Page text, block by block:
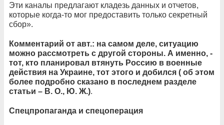
Эти каналы предлагают кладезь данных и отчетов,
которые когда-то мог предоставить только секретный
сбор».
Комментарий от авт.: на самом деле, ситуацию
можно рассмотреть с другой стороны. А именно, -
тот, кто планировал втянуть Россию в военные
действия на Украине, тот этого и добился ( об этом
более подробно сказано в последнем разделе
статьи – В. О., Ю. Ж.).
Спецпропаганда и спецоперация